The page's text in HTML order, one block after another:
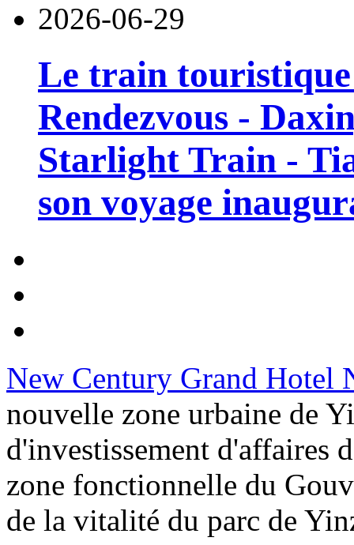
2026-06-29
Le train
Rendezvous -
Starlight Train -
son voyage
New Century Grand Hotel
nouvelle zone urbaine de
d'investissement d'affaires
zone fonctionnelle du
de la vitalité du parc de